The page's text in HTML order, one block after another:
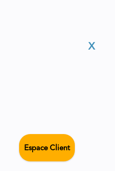
X
Espace Client